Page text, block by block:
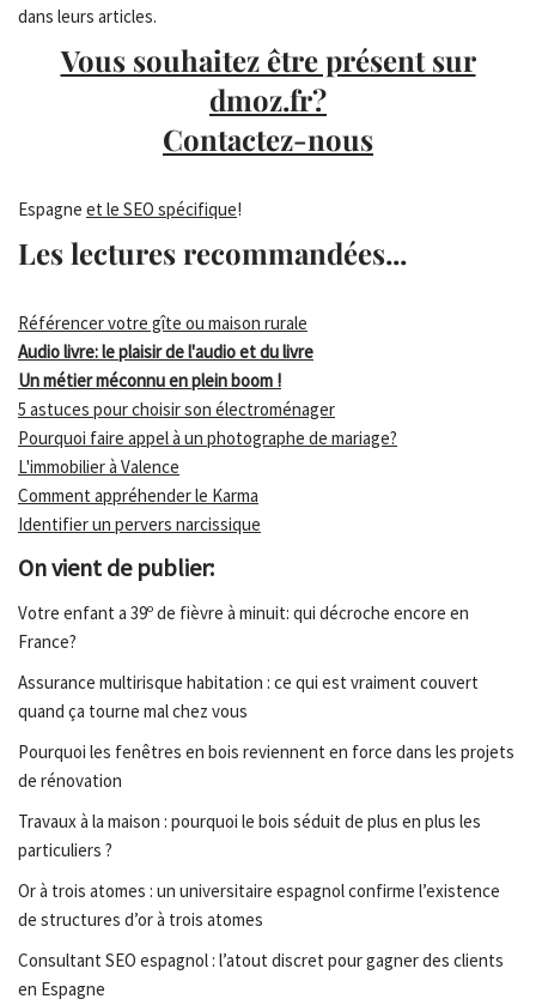
dans leurs articles.
Vous souhaitez être présent sur
dmoz.fr?
Contactez-nous
Espagne et le SEO spécifique!
Les lectures recommandées...
Référencer votre gîte ou maison rurale
Audio livre: le plaisir de l'audio et du livre
Un métier méconnu en plein boom !
5 astuces pour choisir son électroménager
Pourquoi faire appel à un photographe de mariage?
L'immobilier à Valence
Comment appréhender le Karma
Identifier un pervers narcissique
On vient de publier:
Votre enfant a 39º de fièvre à minuit: qui décroche encore en
France?
Assurance multirisque habitation : ce qui est vraiment couvert
quand ça tourne mal chez vous
Pourquoi les fenêtres en bois reviennent en force dans les projets
de rénovation
Travaux à la maison : pourquoi le bois séduit de plus en plus les
particuliers ?
Or à trois atomes : un universitaire espagnol confirme l’existence
de structures d’or à trois atomes
Consultant SEO espagnol : l’atout discret pour gagner des clients
en Espagne